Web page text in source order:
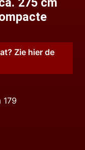
Zie hier de